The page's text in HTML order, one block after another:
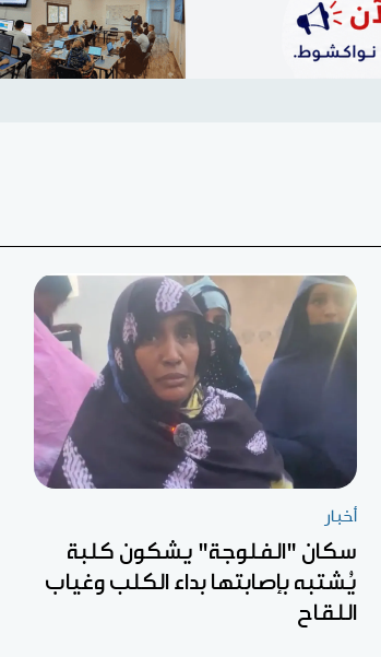
أخبار
سكان "الفلوجة" يشكون كلبة
يُشتبه بإصابتها بداء الكلب وغياب
اللقاح